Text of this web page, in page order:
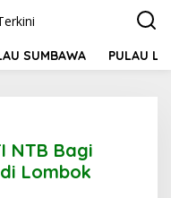
SUMBAWA PULAU
NTB Bagi
Lombok